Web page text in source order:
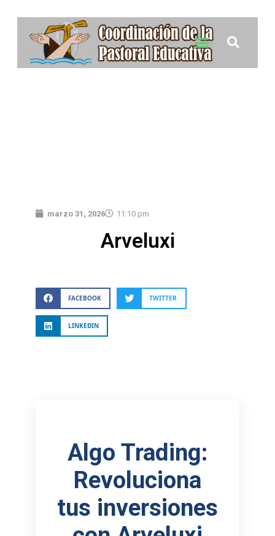
marzo 31, 2026 11:10 pm
Arveluxi
FACEBOOK TWITTER
LINKEDIN
Algo Trading:
Revoluciona
tus inversiones